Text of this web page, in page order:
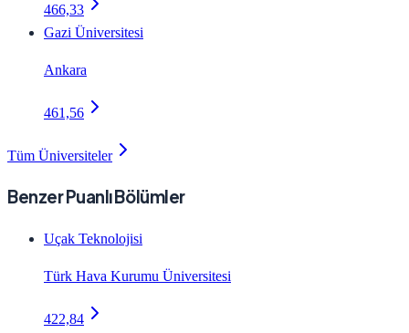
466,33
Gazi Üniversitesi
Ankara
461,56
Tüm Üniversiteler
Benzer Puanlı Bölümler
Uçak Teknolojisi
Türk Hava Kurumu Üniversitesi
422,84